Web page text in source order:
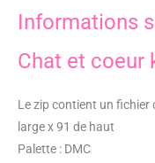
Informations
Chat et coeur
Le zip contient un fichier
large x 91 de haut
Palette : DMC